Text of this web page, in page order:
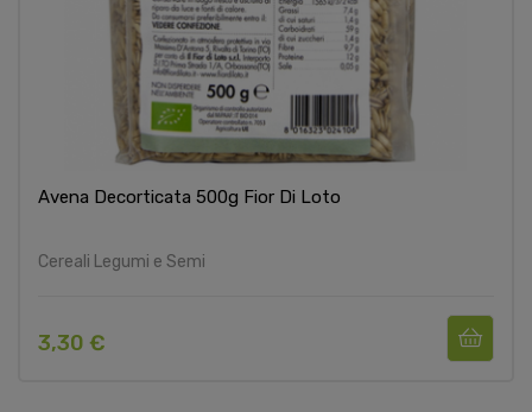
Avena Decorticata 500g Fior Di Loto
Cereali Legumi e Semi
3,30 €